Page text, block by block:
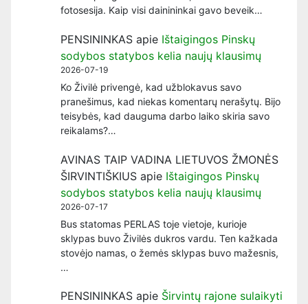
fotosesija. Kaip visi dainininkai gavo beveik…
PENSININKAS apie Ištaigingos Pinskų
sodybos statybos kelia naujų klausimų
2026-07-19
Ko Živilė privengė, kad užblokavus savo
pranešimus, kad niekas komentarų nerašytų. Bijo
teisybės, kad dauguma darbo laiko skiria savo
reikalams?…
AVINAS TAIP VADINA LIETUVOS ŽMONĖS
ŠIRVINTIŠKIUS apie Ištaigingos Pinskų
sodybos statybos kelia naujų klausimų
2026-07-17
Bus statomas PERLAS toje vietoje, kurioje
sklypas buvo Živilės dukros vardu. Ten kažkada
stovėjo namas, o žemės sklypas buvo mažesnis,
…
PENSININKAS apie Širvintų rajone sulaikyti